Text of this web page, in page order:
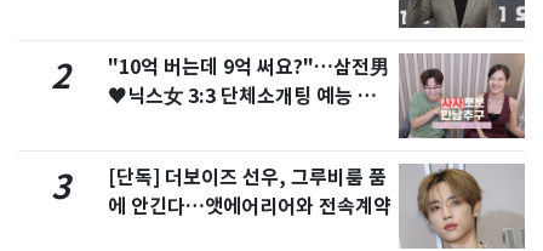
2
"10억 버는데 9억 써요?"…삼전男
♥닉스女 3:3 단체소개팅 예능 화
3
[단독] 더보이즈 선우, 그루비룸 품
에 안긴다…앳에어리어와 전속계약